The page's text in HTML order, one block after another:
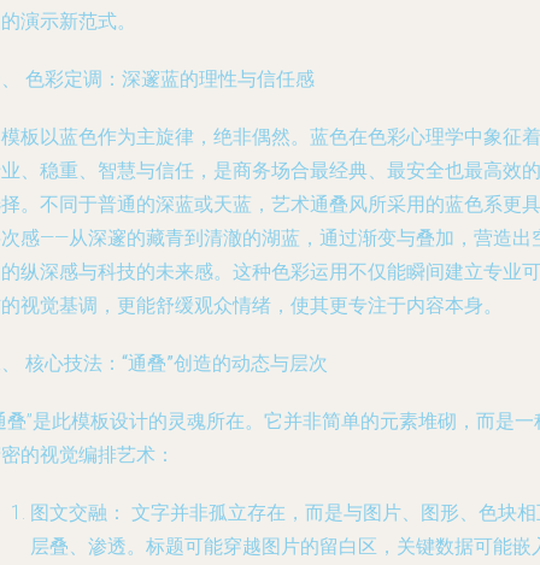
演示新范式。
色彩定调：深邃蓝的理性与信任感
板以蓝色作为主旋律，绝非偶然。蓝色在色彩心理学中象征着
、稳重、智慧与信任，是商务场合最经典、最安全也最高效的
。不同于普通的深蓝或天蓝，艺术通叠风所采用的蓝色系更具
感——从深邃的藏青到清澈的湖蓝，通过渐变与叠加，营造出
纵深感与科技的未来感。这种色彩运用不仅能瞬间建立专业可
视觉基调，更能舒缓观众情绪，使其更专注于内容本身。
核心技法：“通叠”创造的动态与层次
叠”是此模板设计的灵魂所在。它并非简单的元素堆砌，而是一
的视觉编排艺术：
图文交融： 文字并非孤立存在，而是与图片、图形、色块
层叠、渗透。标题可能穿越图片的留白区，关键数据可能嵌